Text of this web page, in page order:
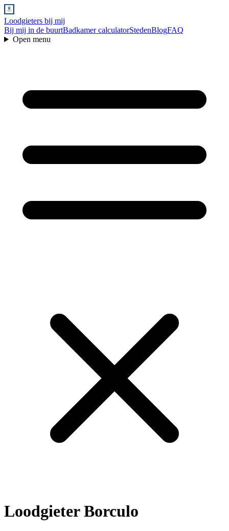
Loodgieters bij mij
Bij mij in de buurtBadkamer calculatorStedenBlogFAQ
Open menu
LoodgieterBorculo